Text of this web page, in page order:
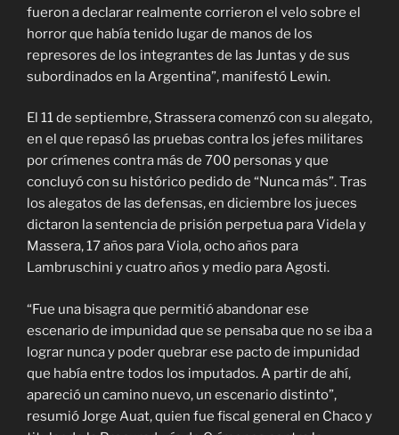
fueron a declarar realmente corrieron el velo sobre el
horror que había tenido lugar de manos de los
represores de los integrantes de las Juntas y de sus
subordinados en la Argentina”, manifestó Lewin.
El 11 de septiembre, Strassera comenzó con su alegato,
en el que repasó las pruebas contra los jefes militares
por crímenes contra más de 700 personas y que
concluyó con su histórico pedido de “Nunca más”. Tras
los alegatos de las defensas, en diciembre los jueces
dictaron la sentencia de prisión perpetua para Videla y
Massera, 17 años para Viola, ocho años para
Lambruschini y cuatro años y medio para Agosti.
“Fue una bisagra que permitió abandonar ese
escenario de impunidad que se pensaba que no se iba a
lograr nunca y poder quebrar ese pacto de impunidad
que había entre todos los imputados. A partir de ahí,
apareció un camino nuevo, un escenario distinto”,
resumió Jorge Auat, quien fue fiscal general en Chaco y